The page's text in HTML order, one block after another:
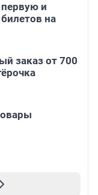
и
на
заказ от 700